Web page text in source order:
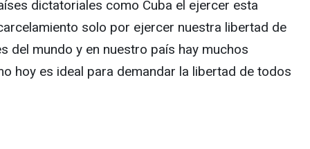
dictatoriales como Cuba el ejercer esta
solo por ejercer nuestra libertad de
del mundo y en nuestro país hay muchos
hoy es ideal para demandar la libertad de todos